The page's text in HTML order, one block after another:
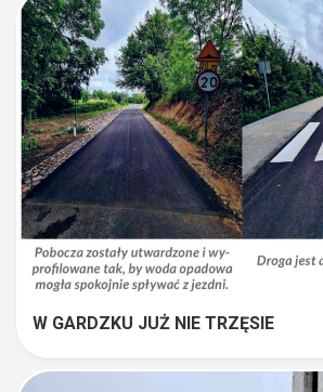
W GARDZKU JUŻ NIE TRZĘSIE